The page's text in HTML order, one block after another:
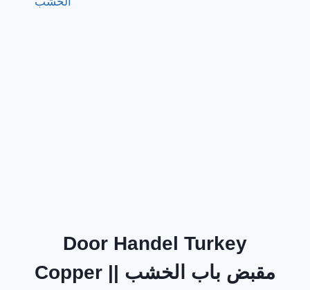
Door Handel Turkey
Copper || مقبض باب الخشب